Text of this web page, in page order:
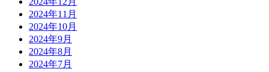
2024年11月
2024年10月
2024年9月
2024年8月
2024年7月